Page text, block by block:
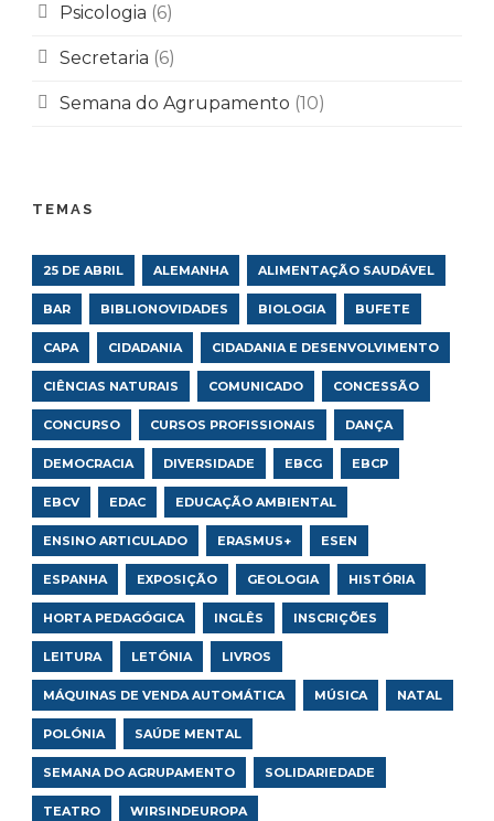
Psicologia (6)
Secretaria (6)
Semana do Agrupamento (10)
TEMAS
25 DE ABRIL ALEMANHA ALIMENTAÇÃO SAUDÁVEL
BAR BIBLIONOVIDADES BIOLOGIA BUFETE
CAPA CIDADANIA CIDADANIA E DESENVOLVIMENTO
CIÊNCIAS NATURAIS COMUNICADO CONCESSÃO
CONCURSO CURSOS PROFISSIONAIS DANÇA
DEMOCRACIA DIVERSIDADE EBCG EBCP
EBCV EDAC EDUCAÇÃO AMBIENTAL
ENSINO ARTICULADO ERASMUS+ ESEN
ESPANHA EXPOSIÇÃO GEOLOGIA HISTÓRIA
HORTA PEDAGÓGICA INGLÊS INSCRIÇÕES
LEITURA LETÓNIA LIVROS
MÁQUINAS DE VENDA AUTOMÁTICA MÚSICA NATAL
POLÓNIA SAÚDE MENTAL
SEMANA DO AGRUPAMENTO SOLIDARIEDADE
TEATRO WIRSINDEUROPA